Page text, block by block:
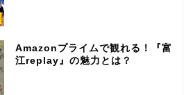
Amazonプライムで観れる！『富
江replay』の魅力とは？